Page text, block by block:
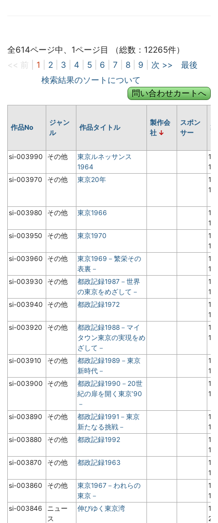
全614ページ中、1ページ目 （総数：12265件）
<< 前
1 2 3 4 5 6 7 8 9 次 >>
最後
検索結果のソートについて
作品No
ジャン
ル
作品タイトル
製作会
社
スポン
サー
si-003990 その他
東京ルネッサンス
1964
1
si-003970
その他 東京20年
1
si-003980 その他 東京1966
1
si-003950
その他 東京1970
1
si-003960
その他
東京1969－繁栄その
表裏－
1
si-003930
その他
都政記録1987－世界
の東京をめざして－
1
si-003940
その他 都政記録1972
1
si-003920
その他
都政記録1988－マイ
タウン東京の実現をめ
ざして－
1
si-003910 その他
都政記録1989－東京
新時代－
1
si-003900
その他
都政記録1990－20世
紀の扉を開く東京’90
－
1
si-003890 その他
都政記録1991－東京
新たなる挑戦－
1
si-003880
その他 都政記録1992
1
si-003870
その他 都政記録1963
1
si-003860
その他
東京1967－われらの
東京－
1
si-003846
ニュー
ス
伸びゆく東京湾
2